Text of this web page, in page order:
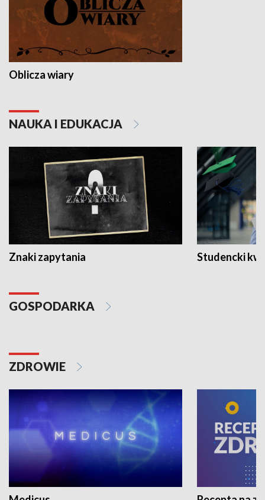
Oblicza wiary
NAUKA I EDUKACJA
Znaki zapytania Studencki
GOSPODARKA
ZDROWIE